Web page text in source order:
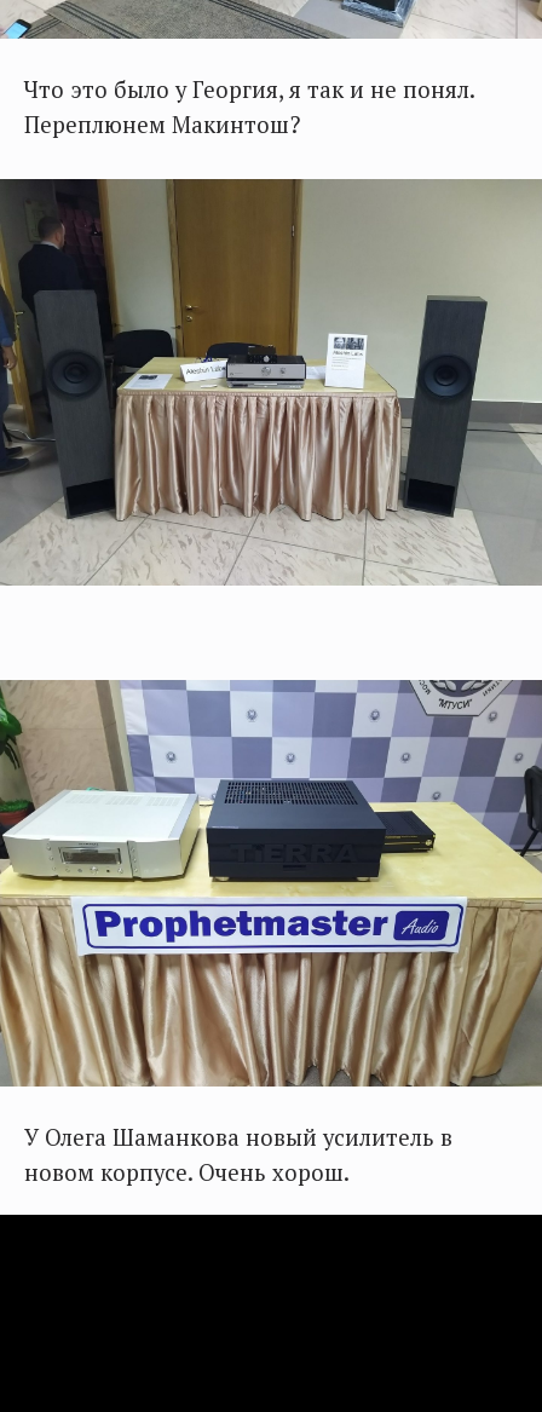
Что это было у Георгия, я так и не понял.
Переплюнем Макинтош?
У Олега Шаманкова новый усилитель в
новом корпусе. Очень хорош.